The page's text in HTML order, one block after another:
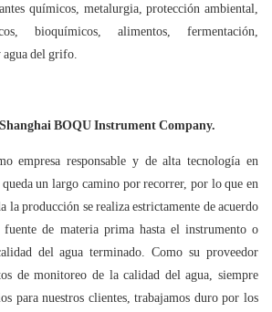
químicos, metalurgia, protección ambiental,
bioquímicos, alimentos, fermentación,
agua del grifo.
BOQU Instrument Company.
empresa responsable y de alta tecnología en
un largo camino por recorrer, por lo que en
la producción se realiza estrictamente de acuerdo
de materia prima hasta el instrumento o
del agua terminado. Como su proveedor
de monitoreo de la calidad del agua, siempre
para nuestros clientes, trabajamos duro por los